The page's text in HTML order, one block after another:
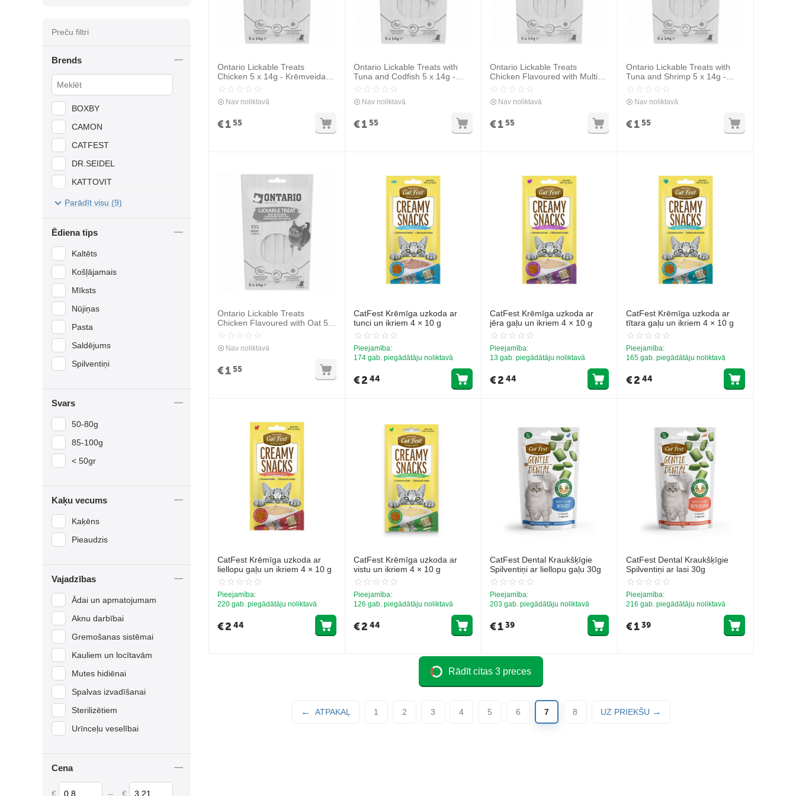
Ontario Lickable Treats
Chicken 5 x 14g - Krēmveida
Nav noliktavā
€155
Ontario Lickable Treats with
Tuna and Codfish 5 x 14g -
Nav noliktavā
€155
Ontario Lickable Treats
Chicken Flavoured with Multi
vitamīniem
Nav noliktavā
€155
Ontario Lickable Treats with
Tuna and Shrimp 5 x 14g -
Nav noliktavā
€155
Ontario Lickable Treats
Chicken Flavoured with Oat 5 x
Nav noliktavā
€155
CatFest Krēmīga uzkoda ar
tunci un ikriem 4 × 10 g
Pieejamība:
174 gab. piegādātāju noliktavā
€2 44
CatFest Krēmīga uzkoda ar
jēra gaļu un ikriem 4 × 10 g
Pieejamība:
13 gab. piegādātāju noliktavā
€2 44
CatFest Krēmīga uzkoda ar
tītara gaļu un ikriem 4 × 10 g
Pieejamība:
165 gab. piegādātāju noliktavā
€2 44
CatFest Krēmīga uzkoda ar
liellopu gaļu un ikriem 4 × 10 g
Pieejamība:
220 gab. piegādātāju noliktavā
€2 44
CatFest Krēmīga uzkoda ar
vistu un ikriem 4 × 10 g
Pieejamība:
126 gab. piegādātāju noliktavā
€2 44
CatFest Dental Kraukšķīgie
Spilventiņi ar liellopu gaļu 30g
Pieejamība:
203 gab. piegādātāju noliktavā
€139
CatFest Dental Kraukšķīgie
Spilventiņi ar lasi 30g
Pieejamība:
216 gab. piegādātāju noliktavā
€139
Rādīt citas 3 preces
ATPAKAĻ 1 2 3 4 5 6 7 8 UZ PRIEKŠU
Preču filtri
Brends
BOXBY
CAMON
CATFEST
DR.SEIDEL
KATTOVIT
MIAMOR
SANAL
YOW UP
Parādīt visu (9)
Ēdiena tips
Kaltēts
Košļājamais
Mīksts
Nūjiņas
Pasta
Saldējums
Spilventiņi
Svars
50-80g
85-100g
< 50gr
Kaķu vecums
Kaķēns
Pieaudzis
Vajadzības
Ādai un apmatojumam
Aknu darbībai
Gremošanas sistēmai
Kauliem un locītavām
Mutes hidiēnai
Spalvas izvadīšanai
Sterilizētiem
Urīnceļu veselībai
Cena
€ – €